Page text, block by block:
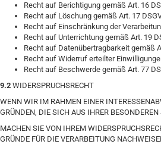
Recht auf Berichtigung gemäß Art. 16
Recht auf Löschung gemäß Art. 17
Recht auf Einschränkung der
Recht auf Unterrichtung gemäß Art. 19
Recht auf Datenübertragbarkeit gemäß
Recht auf Widerruf erteilter
Recht auf Beschwerde gemäß Art. 77
9.2 WIDERSPRUCHSRECHT
WENN WIR IM RAHMEN EINER
GRÜNDEN, DIE SICH AUS IHRER
MACHEN SIE VON IHREM
GRÜNDE FÜR DIE VERARBEITUNG